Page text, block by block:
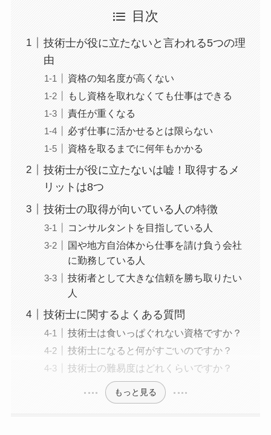
目次
技術士が役に立たないと言われる5つの理
由
資格の知名度が高くない
もし資格を取れなくても仕事はできる
責任が重くなる
必ず仕事に活かせるとは限らない
資格を取るまでに何年もかかる
技術士が役に立たないは嘘！取得するメ
リットは8つ
技術士の取得が向いている人の特徴
コンサルタントを目指している人
国や地方自治体から仕事を請け負う会社
に勤務している人
技術者として大きな信頼を勝ち取りたい
人
技術士に関するよくある質問
技術士は食いっぱぐれない資格ですか？
技術士になると何がすごいのですか？
技術士の難易度はどれくらいですか？
もっと見る